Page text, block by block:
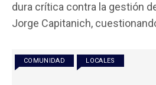
b
o
k
er s
A
p
p
p
dura crítica contra la gestión
Jorge Capitanich,
COMUNIDAD LOCALES